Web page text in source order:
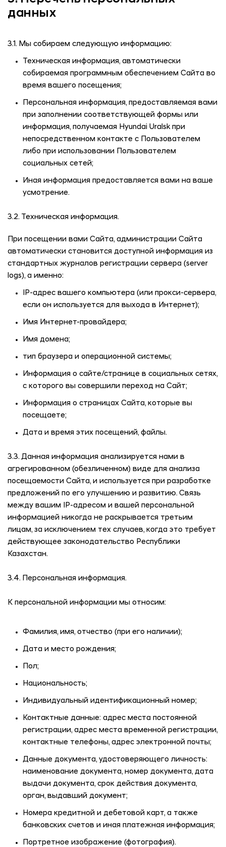
данных
3.1. Мы собираем следующую информацию:
Техническая информация, автоматически
собираемая программным обеспечением Сайта во
время вашего посещения;
Персональная информация, предоставляемая вами
при заполнении соответствующей формы или
информация, получаемая Hyundai Uralskпри
непосредственном контакте с Пользователем
либо при использовании Пользователем
социальных сетей;
Иная информация предоставляется вами на ваше
усмотрение.
3.2. Техническая информация.
При посещении вами Сайта, администрации Сайта
автоматически становится доступной информация из
стандартных журналов регистрации сервера (server
logs), а именно:
IP-адрес вашего компьютера (или прокси-сервера,
если он используется для выхода в Интернет);
Имя Интернет-провайдера;
Имя домена;
тип браузера и операционной системы;
Информация о сайте/странице в социальных сетях,
с которого вы совершили переход на Сайт;
Информация о страницах Сайта, которые вы
посещаете;
Дата и время этих посещений, файлы.
3.3. Данная информация анализируется нами в
агрегированном (обезличенном) виде для анализа
посещаемости Сайта, и используется при разработке
предложений по его улучшению и развитию. Связь
между вашим IP-адресом и вашей персональной
информацией никогда не раскрывается третьим
лицам, за исключением тех случаев, когда это требует
действующее законодательство Республики
Казахстан.
3.4. Персональная информация.
К персональной информации мы относим:
Фамилия, имя, отчество (при его наличии);
Дата и место рождения;
Пол;
Национальность;
Индивидуальный идентификационный номер;
Контактные данные: адрес места постоянной
регистрации, адрес места временной регистрации,
контактные телефоны, адрес электронной почты;
Данные документа, удостоверяющего личность:
наименование документа, номер документа, дата
выдачи документа, срок действия документа,
орган, выдавший документ;
Номера кредитной и дебетовой карт, а также
банковских счетов и иная платежная информация;
Портретное изображение (фотография).